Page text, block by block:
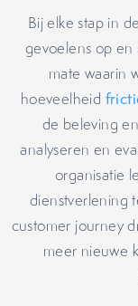
Bij elke stap in
gevoelens op en
mate waarin
hoeveelheid
de beleving
analyseren en
organisatie
dienstverlening
customer journey
meer nieuwe